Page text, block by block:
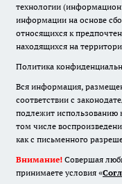
технологии
информации на основе
относящихся к
находящихся на
Политика
Вся информация,
соответствии с
подлежит использованию
том числе
как с письменного
Внимание! Совершая
принимаете условия «